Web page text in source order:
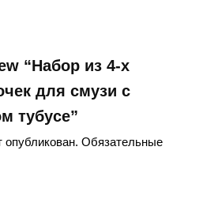
“Набор из 4-х
для смузи с
тубусе”
Обязательные